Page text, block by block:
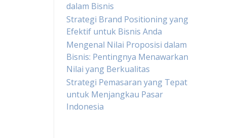
dalam Bisnis
Strategi Brand Positioning yang
Efektif untuk Bisnis Anda
Mengenal Nilai Proposisi dalam
Bisnis: Pentingnya Menawarkan
Nilai yang Berkualitas
Strategi Pemasaran yang Tepat
untuk Menjangkau Pasar
Indonesia